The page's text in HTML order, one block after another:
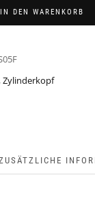
IN DEN WARENKORB
,Zylinderkopf